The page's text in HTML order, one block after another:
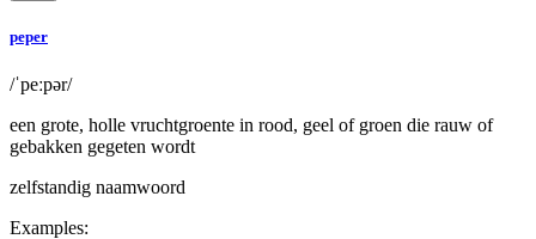
peper
/ˈpeːpər/
een grote, holle vruchtgroente in rood, geel of groen die rauw of
gebakken gegeten wordt
zelfstandig naamwoord
Examples: